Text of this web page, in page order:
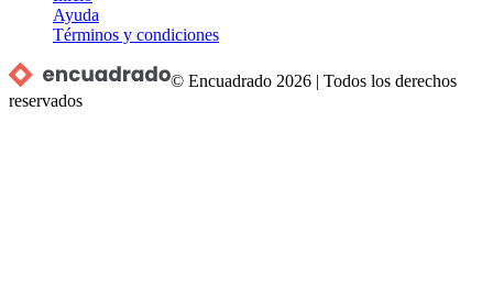
Ayuda
Términos y condiciones
© Encuadrado 2026 |Todos los derechos
reservados